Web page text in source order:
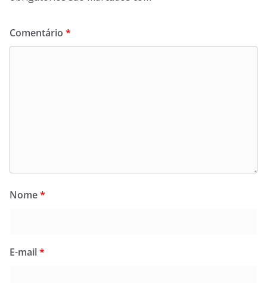
Comentário *
Nome*
E-mail*